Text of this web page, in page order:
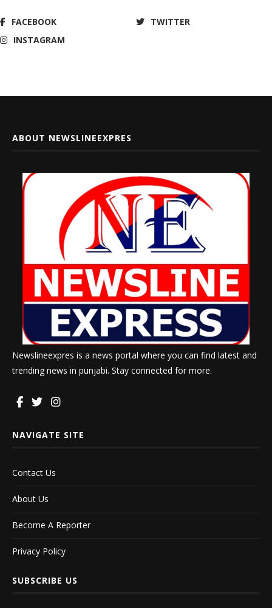
FACEBOOK
TWITTER
INSTAGRAM
ABOUT NEWSLINEEXPRES
Newslineexpres is a news portal where you can find latest and
trending news in punjabi. Stay connected for more.
NAVIGATE SITE
Contact Us
About Us
Become A Reporter
Privacy Policy
SUBSCRIBE US